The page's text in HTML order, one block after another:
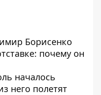
Борисенко
почему он
началось
него полетят